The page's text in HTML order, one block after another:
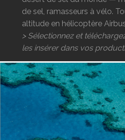
de sel, ramasseurs à vélo.
altitude en hélicoptère
> Sélectionnez et
les insérer dans vos